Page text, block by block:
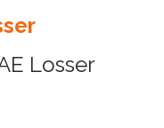
Losser